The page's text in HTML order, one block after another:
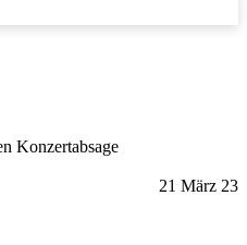
Konzertabsage
21 März 23